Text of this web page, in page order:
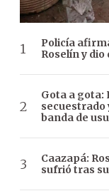
Policía
Roselín y
Gota a gota:
secuestrado
banda de
Caazapá:
sufrió tras